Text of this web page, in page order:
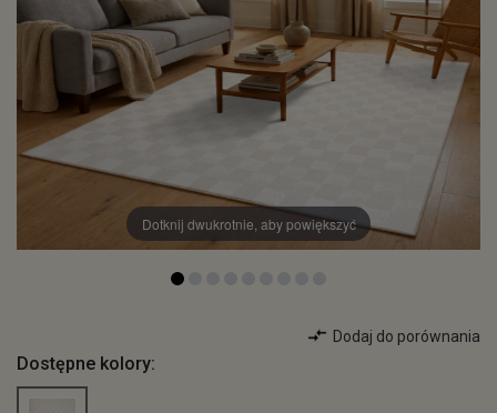
Dotknij dwukrotnie, aby powiększyć
Dodaj do porównania
Dostępne kolory: